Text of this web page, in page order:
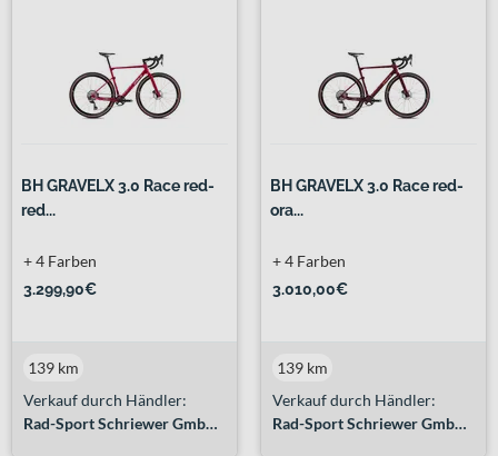
BH GRAVELX 3.0 Race red-
red...
3.299,90€
+ 4 Farben
Verkauf durch Händler:
Rad-Sport Schriewer GmbH & Co. KG
139 km
BH GRAVELX 3.0 Race red-
ora...
3.010,00€
+ 4 Farben
Verkauf durch Händler:
Rad-Sport Schriewer GmbH & Co. KG
139 km